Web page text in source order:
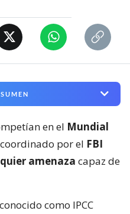
en el Mundial
por el FBI
amenaza capaz de
como IPCC